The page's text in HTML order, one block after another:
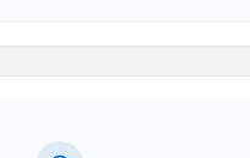
Talebini Gönder
için randevu takvimi
randevu almanız için bir